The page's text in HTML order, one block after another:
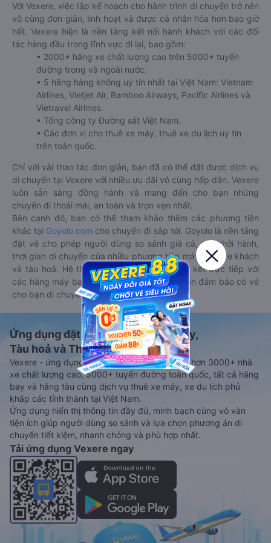
Với Vexere, việc lập kế hoạch cho hành trình di chuyển trở nên
vô cùng đơn giản, linh hoạt và được cá nhân hóa hơn bao giờ
hết. Vexere hiện là nền tảng kết nối hành khách với các đối
tác hàng đầu trong lĩnh vực đi lại, bao gồm:
• 2000+ hãng xe chất lượng cao trên 5000+ tuyến
đường trong và ngoài nước.
• 5 hãng hàng không uy tín nhất tại Việt Nam: Vietnam
Airlines, Vietjet Air, Bamboo Airways, Pacific Airlines và
Vietravel Airlines.
• Tổng công ty Đường sắt Việt Nam.
• Các đơn vị cho thuê xe máy, thuê xe du lịch uy tín
trên toàn quốc.
Chỉ với vài thao tác đơn giản, bạn đã có thể đặt được dịch vụ
di chuyển tại Vexere với nhiều ưu đãi vô cùng hấp dẫn. Vexere
luôn sẵn sàng đồng hành và mang đến cho bạn những
chuyến đi thoải mái, an toàn và trọn vẹn nhất.
Bên cạnh đó, bạn có thể tham khảo thêm các phương tiện
khác tại Goyolo.com cho chuyến đi sắp tới. Goyolo là nền tảng
đặt vé cho phép người dùng so sánh giá cả, giờ khởi hành,
thời gian di chuyển của nhiều phương tiện máy bay, xe khách
và tàu hoả. Hệ thống của Goyolo được liên kết trực tiếp với
các hãng máy bay, xe khách và tàu hoả, luôn đảm bảo có vé
cho bạn di chuyển.
Ứng dụng đặt vé Xe khách, Máy bay,
Tàu hoả và Thuê xe
Vexere - ứng dụng đặt vé đa phương tiện với hơn 3000+ nhà
xe chất lượng cao, 5000+ tuyến đường toàn quốc, tất cả hãng
bay và hãng tàu cùng dịch vụ thuê xe máy, xe du lịch phủ
khắp các tỉnh thành tại Việt Nam.
Ứng dụng hiển thị thông tin đầy đủ, minh bạch cùng vô vàn
tiện ích giúp người dùng so sánh và lựa chọn phương án di
chuyển tiết kiệm, nhanh chóng và phù hợp nhất.
Tải ứng dụng Vexere ngay